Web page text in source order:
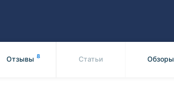
Отзывы 8 Статьи Обзоры